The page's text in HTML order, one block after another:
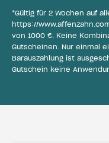
*Gültig für 2 Wochen auf
https://
von 1000 €. Keine
Gutscheinen. Nur einmal
Barauszahlung ist
Gutschein keine